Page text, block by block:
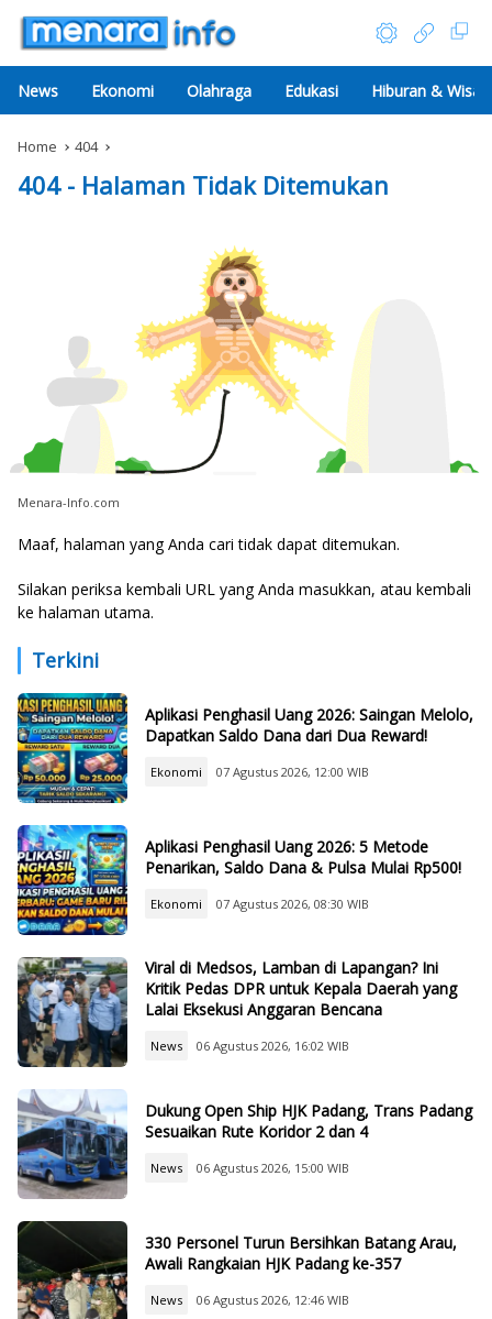
News Ekonomi Olahraga Edukasi Hiburan &
Home 404
404 - Halaman Tidak Ditemukan
Menara-Info.com
Maaf, halaman yang Anda cari tidak dapat ditemukan.
Silakan periksa kembali URL yang Anda masukkan, atau kembali
ke halaman utama.
Terkini
Aplikasi Penghasil Uang 2026: Saingan Melolo,
Dapatkan Saldo Dana dari Dua Reward!
Ekonomi 07 Agustus 2026, 12:00 WIB
Aplikasi Penghasil Uang 2026: 5 Metode
Penarikan, Saldo Dana & Pulsa Mulai Rp500!
Ekonomi 07 Agustus 2026, 08:30 WIB
Viral di Medsos, Lamban di Lapangan? Ini
Kritik Pedas DPR untuk Kepala Daerah yang
Lalai Eksekusi Anggaran Bencana
News 06 Agustus 2026, 16:02 WIB
Dukung Open Ship HJK Padang, Trans Padang
Sesuaikan Rute Koridor 2 dan 4
News 06 Agustus 2026, 15:00 WIB
330 Personel Turun Bersihkan Batang Arau,
Awali Rangkaian HJK Padang ke-357
News 06 Agustus 2026, 12:46 WIB